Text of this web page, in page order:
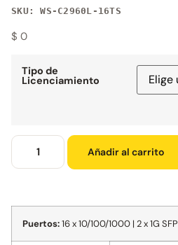
SKU: WS-C2960L-16TS
$ 0
Tipo de
Licenciamiento
Añadir al carrito
Puertos:16 x 10/100/1000 | 2 x 1G SFP